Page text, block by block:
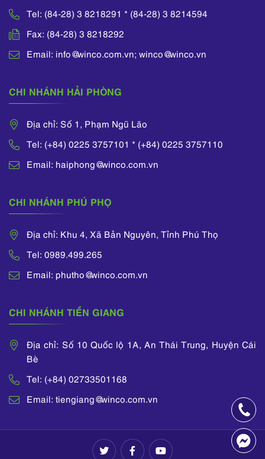
Tel: (84-28) 3 8218291 * (84-28) 3 8214594
Fax: (84-28) 3 8218292
Email: info@winco.com.vn; winco@winco.vn
CHI NHÁNH HẢI PHÒNG
Địa chỉ: Số 1, Phạm Ngũ Lão
Tel: (+84) 0225 3757101 * (+84) 0225 3757110
Email: haiphong@winco.com.vn
CHI NHÁNH PHÚ PHỌ
Địa chỉ: Khu 4, Xã Bản Nguyên, Tỉnh Phú Thọ
Tel: 0989.499.265
Email: phutho@winco.com.vn
CHI NHÁNH TIỀN GIANG
Địa chỉ: Số 10 Quốc lộ 1A, An Thái Trung, Huyện Cái
Bè
Tel: (+84) 02733501168
Email: tiengiang@winco.com.vn